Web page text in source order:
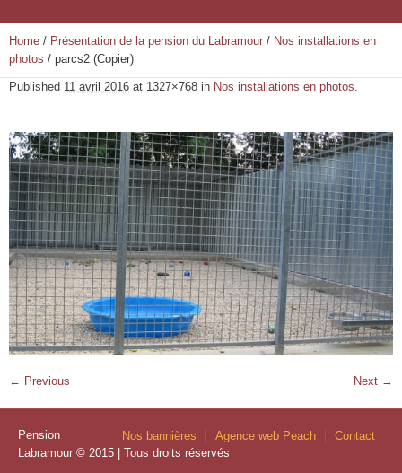
Home / Présentation de la pension du Labramour / Nos installations en
photos / parcs2 (Copier)
Published 11 avril 2016 at 1327×768 in Nos installations en photos.
← Previous Next →
Nos bannières Agence web Peach Contact
Pension
Labramour © 2015 | Tous droits réservés